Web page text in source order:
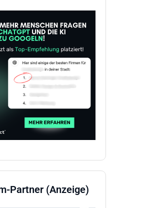
Partner (Anzeige)